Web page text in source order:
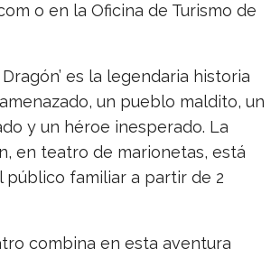
o en la Oficina de Turismo de
Dragón’ es la legendaria historia
un pueblo maldito, un
y un héroe inesperado. La
en teatro de marionetas, está
público familiar a partir de 2
combina en esta aventura